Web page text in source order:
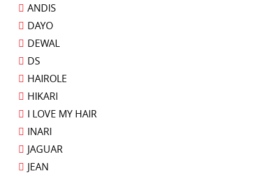
ANDIS
DAYO
DEWAL
DS
HAIROLE
HIKARI
I LOVE MY HAIR
INARI
JAGUAR
JEAN